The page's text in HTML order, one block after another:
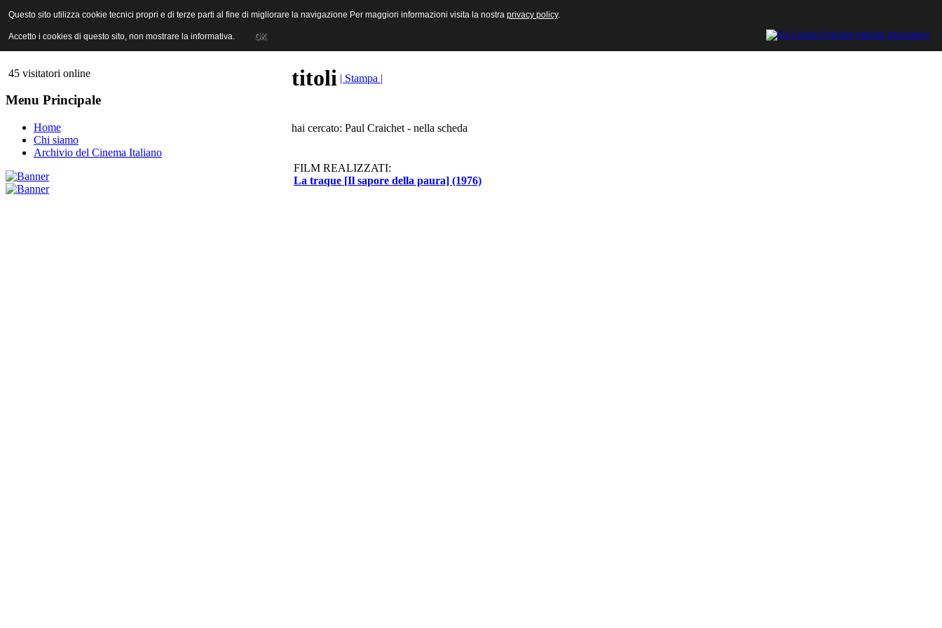
ANICA | Associazione Nazionale Industrie Cinematografiche Audiovisive e Multimediali
45 visitatori online
Menu Principale
Home
Chi siamo
Archivio del Cinema Italiano
titoli | Stampa |
hai cercato: Paul Craichet - nella scheda
FILM REALIZZATI:
La traque [Il sapore della paura] (1976)
Questo sito utilizza cookie tecnici propri e di terze parti al fine di migliorare la navigazione Per maggiori informazioni visita la nostra privacy policy.
Accetto i cookies di questo sito, non mostrare la informativa. OK
Questo sito utilizza cookie tecnici propri e di terze parti al fine di migliorare la navigazione Per maggiori informazioni visita la nostra privacy policy.
Accetto i cookies di questo sito, non mostrare la informativa. OK